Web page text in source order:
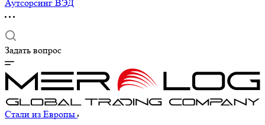
Аутсорсинг ВЭД
Задать вопрос
Стали из Европы